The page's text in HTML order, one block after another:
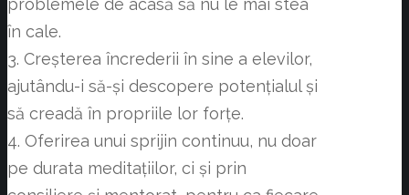
în cale.
3. Creșterea încrederii în sine a elevilor,
ajutându-i să-și descopere potențialul și
să creadă în propriile lor forțe.
4. Oferirea unui sprijin continuu, nu doar
pe durata meditațiilor, ci și prin